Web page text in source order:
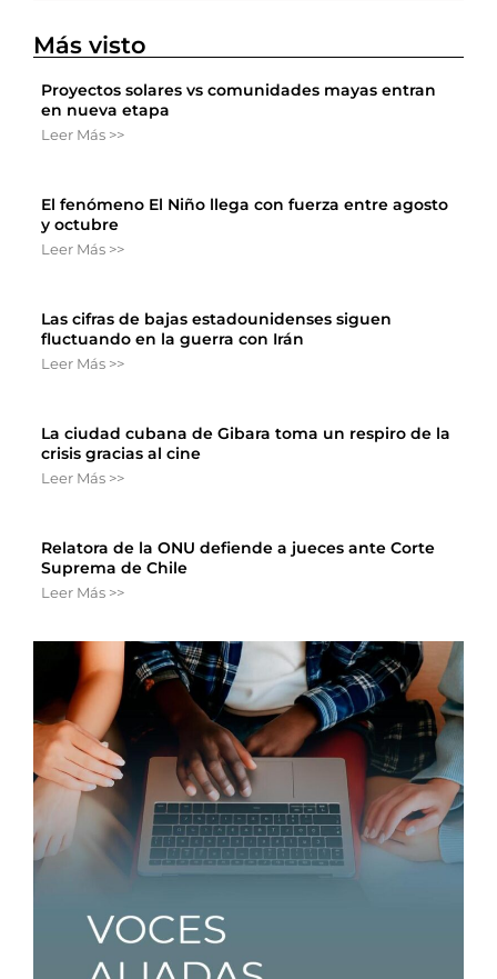
Más visto
Proyectos solares vs comunidades mayas entran
en nueva etapa
Leer Más >>
El fenómeno El Niño llega con fuerza entre agosto
y octubre
Leer Más >>
Las cifras de bajas estadounidenses siguen
fluctuando en la guerra con Irán
Leer Más >>
La ciudad cubana de Gibara toma un respiro de la
crisis gracias al cine
Leer Más >>
Relatora de la ONU defiende a jueces ante Corte
Suprema de Chile
Leer Más >>